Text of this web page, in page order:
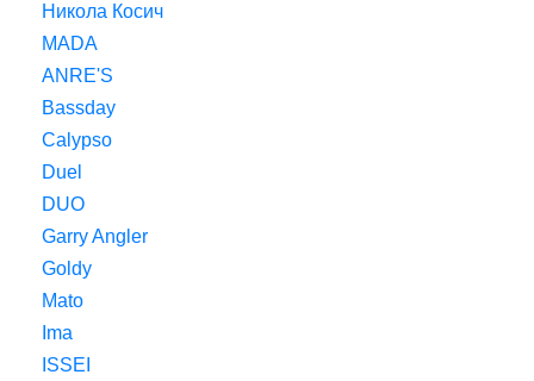
Никола Косич
MADA
ANRE'S
Bassday
Calypso
Duel
DUO
Garry Angler
Goldy
Mato
Ima
ISSEI